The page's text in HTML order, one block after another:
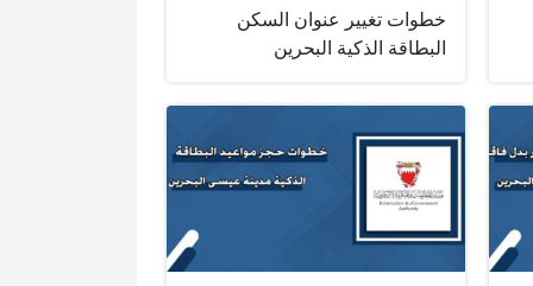
خطوات تغيير عنوان السكن
البطاقة الذكية البحرين